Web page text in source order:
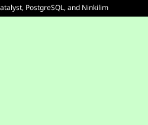
, PostgreSQL, and Ninkilim